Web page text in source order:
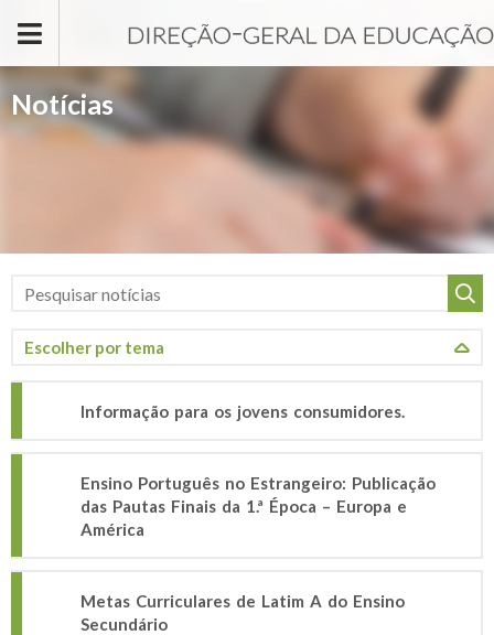
Notícias
Informação para os jovens consumidores.
Ensino Português no Estrangeiro: Publicação
das Pautas Finais da 1.ª Época – Europa e
América
Metas Curriculares de Latim A do Ensino
Secundário